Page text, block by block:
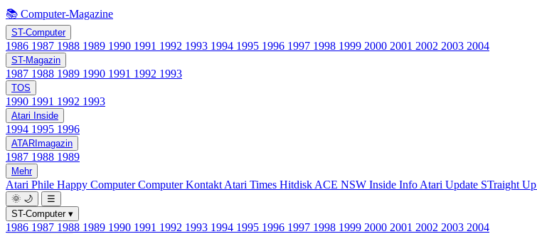
📚 Computer-Magazine
ST-Computer
1986 1987 1988 1989 1990 1991 1992 1993 1994 1995 1996 1997 1998 1999 2000 2001 2002 2003 2004
ST-Magazin
1987 1988 1989 1990 1991 1992 1993
TOS
1990 1991 1992 1993
Atari Inside
1994 1995 1996
ATARImagazin
1987 1988 1989
Mehr
Atari Phile Happy ComputerComputer Kontakt Atari Times Hitdisk ACE NSW Inside Info Atari Update STraight Up
🌞 🌙
☰
ST-Computer ▾
1986 1987 1988 1989 1990 1991 1992 1993 1994 1995 1996 1997 1998 1999 2000 2001 2002 2003 2004